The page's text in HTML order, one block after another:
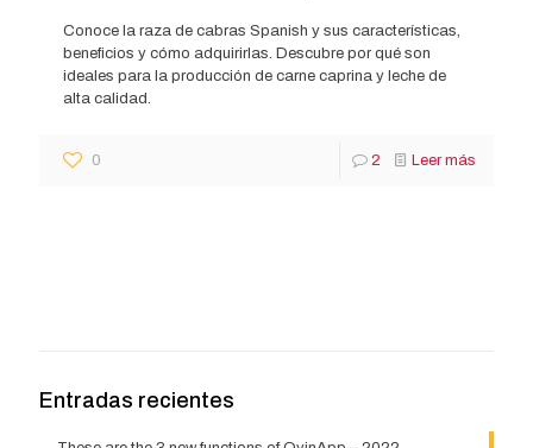
Conoce la raza de cabras Spanish y sus características,
beneficios y cómo adquirirlas. Descubre por qué son
ideales para la producción de carne caprina y leche de
alta calidad.
0 2 Leer más
Entradas recientes